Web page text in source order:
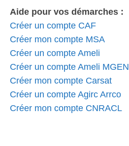
Aide pour vos démarches :
Créer un compte CAF
Créer mon compte MSA
Créer un compte Ameli
Créer un compte Ameli MGEN
Créer mon compte Carsat
Créer un compte Agirc Arrco
Créer mon compte CNRACL